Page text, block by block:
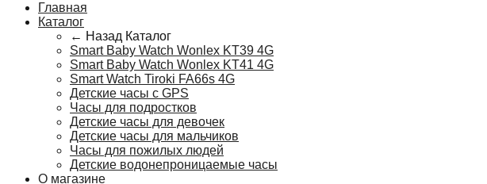
Главная
Каталог
← Назад Каталог
Smart Baby Watch Wonlex KT39 4G
Smart Baby Watch Wonlex KT41 4G
Smart Watch Tiroki FA66s 4G
Детские часы с GPS
Часы для подростков
Детские часы для девочек
Детские часы для мальчиков
Часы для пожилых людей
Детские водонепроницаемые часы
О магазине